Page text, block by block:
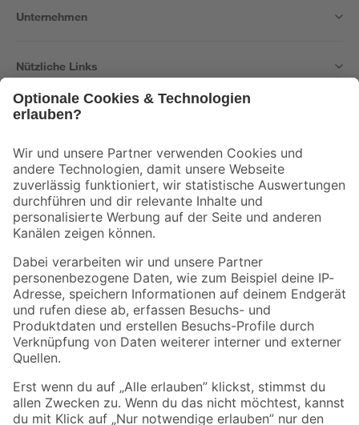
Unternehmen
Nützliche Links
Der toom Newsletter: Keine Angebote und Aktionen mehr verpassen!
Zur Newsletter Anmeldung
Folge uns
Zahlungsarten Versandarten
Sicher einkaufen